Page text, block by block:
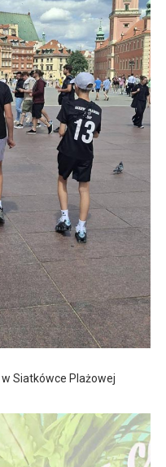
Siatkówce Plażowej